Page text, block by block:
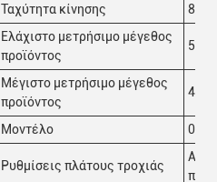
Ταχύτητα κίνησης
800
Ελάχιστο μετρήσιμο μέγεθος
προϊόντος
50
Μέγιστο μετρήσιμο μέγεθος
προϊόντος
400
Μοντέλο
Ρυθμίσεις πλάτους τροχιάς